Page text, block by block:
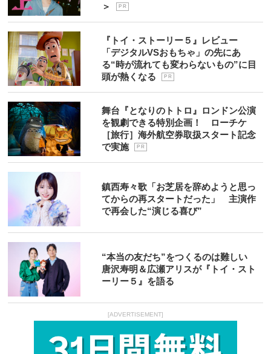
＞
P R
『トイ・ストーリー５』レビュー
「デジタルVSおもちゃ」の先にあ
る“時が流れても変わらないもの”に目
頭が熱くなる
P R
舞台『となりのトトロ』ロンドン公演
を観劇できる特別企画！ ローチケ
［旅行］海外航空券取扱スタート記念
で実施
P R
鎮西寿々歌「お芝居を辞めようと思っ
てからの再スタートだった」 主演作
で再会した“演じる喜び”
“本当の友だち”をつくるのは難しい
唐沢寿明＆広瀬アリスが『トイ・スト
ーリー５』を語る
[ADVERTISEMENT]